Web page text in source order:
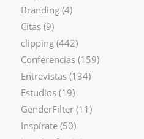
Branding(4)
Citas(9)
clipping(442)
Conferencias(159)
Entrevistas(134)
Estudios(19)
GenderFilter(11)
Inspírate(50)